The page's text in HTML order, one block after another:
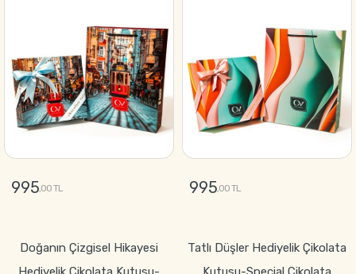
995,00 TL 995,00 TL
Doğanın Çizgisel Hikayesi
Tatlı Düşler Hediyelik Çikolata